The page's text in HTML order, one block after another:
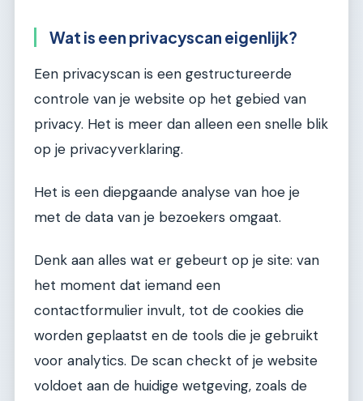
Wat is een privacyscan eigenlijk?
Een privacyscan is een gestructureerde
controle van je website op het gebied van
privacy. Het is meer dan alleen een snelle blik
op je privacyverklaring.
Het is een diepgaande analyse van hoe je
met de data van je bezoekers omgaat.
Denk aan alles wat er gebeurt op je site: van
het moment dat iemand een
contactformulier invult, tot de cookies die
worden geplaatst en de tools die je gebruikt
voor analytics. De scan checkt of je website
voldoet aan de huidige wetgeving, zoals de